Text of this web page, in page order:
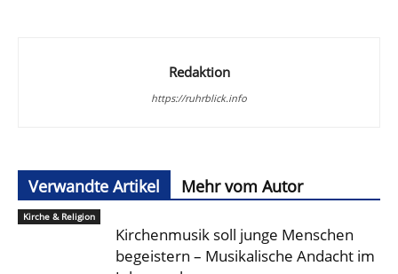
Redaktion
https://ruhrblick.info
Verwandte Artikel Mehr vom Autor
Kirche & Religion
Kirchenmusik soll junge Menschen
begeistern – Musikalische Andacht im